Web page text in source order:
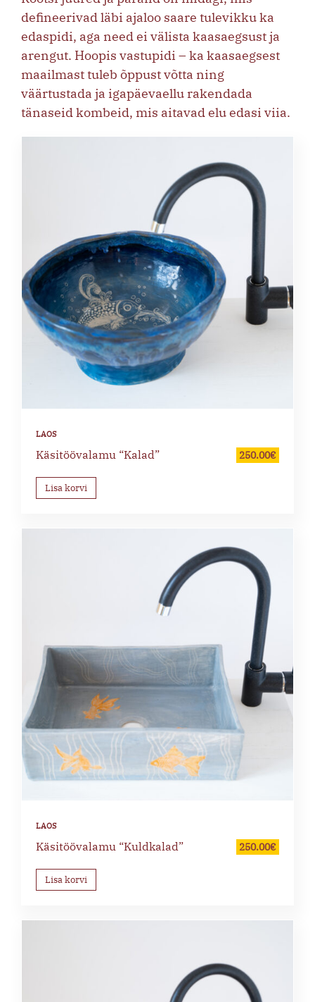
defineerivad läbi ajaloo saare tulevikku ka
edaspidi, aga need ei välista kaasaegsust ja
arengut. Hoopis vastupidi – ka kaasaegsest
maailmast tuleb õppust võtta ning
väärtustada ja igapäevaellu rakendada
tänaseid kombeid, mis aitavad elu edasi viia.
Käsitöövalamu “Kalad” 250.00€
Lisa korvi
Käsitöövalamu “Kuldkalad” 250.00€
Lisa korvi